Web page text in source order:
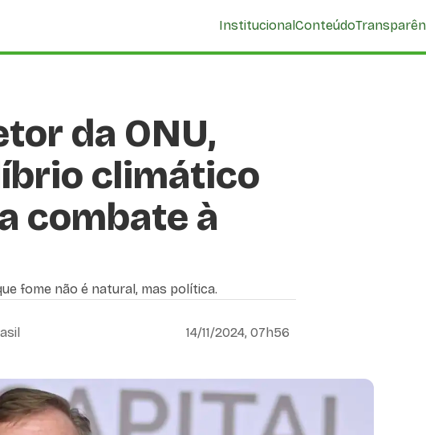
InstitucionalConteúdo
da ONU,
climático
combate à
fome não é natural, mas política.
14/11/2024, 07h56